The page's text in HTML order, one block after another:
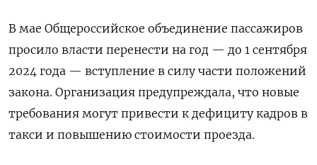
В мае Общероссийское объединение пассажиров
просило власти перенести на год — до 1 сентября
2024 года — вступление в силу части положений
закона. Организация предупреждала, что новые
требования могут привести к дефициту кадров в
такси и повышению стоимости проезда.